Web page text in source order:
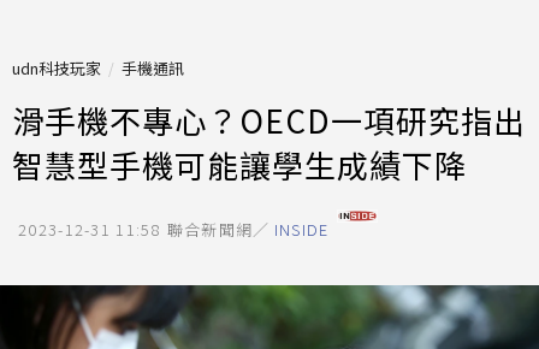
udn科技玩家 手機通訊
滑手機不專心？OECD一項研究指出
智慧型手機可能讓學生成績下降
2023-12-31 11:58 聯合新聞網／ INSIDE